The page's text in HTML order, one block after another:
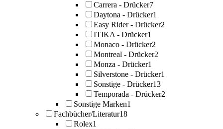
Carrera - Drücker7
Daytona - Drücker1
Easy Rider - Drücker2
ITIKA - Drücker1
Monaco - Drücker2
Montreal - Drücker2
Monza - Drücker1
Silverstone - Drücker1
Sonstige - Drücker13
Temporada - Drücker2
Sonstige Marken1
Fachbücher/Literatur18
Rolex1